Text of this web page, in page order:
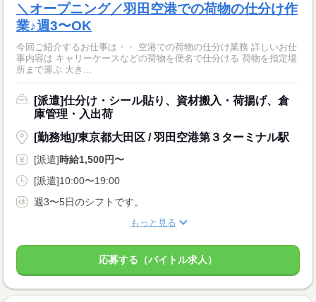
＼オープニング／羽田空港での荷物の仕分け作
業♪週3〜OK
今回ご紹介するお仕事は・・ 空港での荷物の仕分け業務 詳しいお仕
事内容は キャリーケースなどの荷物を便名で仕分ける 荷物を指定場
所まで運ぶ 大き...
[派遣]仕分け・シール貼り、資材搬入・荷揚げ、倉
庫管理・入出荷
[勤務地]/東京都大田区 / 羽田空港第３ターミナル駅
[派遣]時給1,500円〜
[派遣]10:00〜19:00
週3〜5日のシフトです。
もっと見る
応募する（バイトル求人）